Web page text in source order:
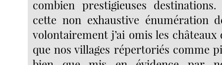
combien prestigieuses
cette non exhaustive énumération
volontairement j’ai omis les
que nos villages répertoriés comme